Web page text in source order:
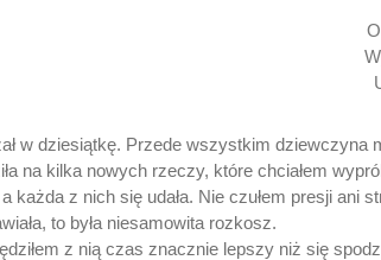
w dziesiątkę. Przede wszystkim
na kilka nowych rzeczy, które chciałem
z nich się udała. Nie czułem presji ani
to była niesamowita rozkosz.
z nią czas znacznie lepszy niż się